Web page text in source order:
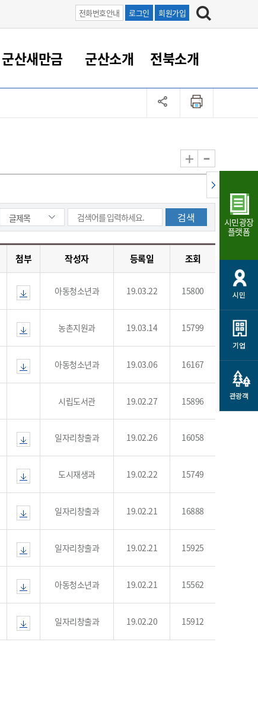
전화번호안내 로그인 회원가입
지방세
지방세환급금신청
지방세 상담챗봇
비
주택
도시재생
도시재생(현장)지원센터
도시재생시설 현황
민방위
재난안전
풍수해보험
시민대상보험
영조물 배상보험
군산시민 안전보험
군산시민 자전거보험
농업인안전보험 농가부담
금 지원사업
농기계 종합보험
새만금산업단지
지방산업단지
농공단지
산업단지 지도
항만/여객/공항/철도/컨벤
션
농업/축산업
동물복지
고유가 피해지원금
군산사랑배달 배달의명수
카드수수료 지원
소상공인지원
관련기관 안내
군산시착한가격업소
정책실명제 중점관리 대상
조직운영6대지표
과장급이상 상위직 비율
공무원 1인당 주민수
재정규모대비 인건비운영
실국본부수
내고장 알리미
재정정보 공개 공공저작물
군산새만금
군산새만금 홍보 영상
군산소개
통계정보
황
행정규제개혁안내
규제신문고
규제입증요청
규제정보포털
상품
드북
전북소개
+ -
첨부 작성자 등록일 조회
아동청소년과 19.03.22 15800
농촌지원과 19.03.14 15799
아동청소년과 19.03.06 16167
시립도서관 19.02.27 15896
일자리창출과 19.02.26 16058
도시재생과 19.02.22 15749
일자리창출과 19.02.21 16888
일자리창출과 19.02.21 15925
아동청소년과 19.02.21 15562
일자리창출과 19.02.20 15912
시민광장
플랫폼
시민
기업
관광객